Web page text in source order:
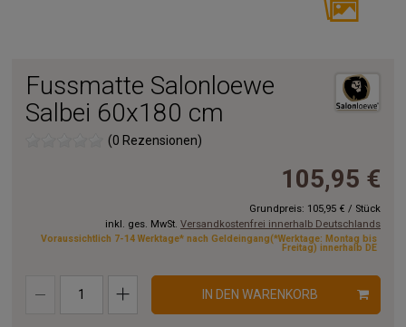
Fussmatte Salonloewe
Salbei 60x180 cm
(0 Rezensionen)
105,95 €
Grundpreis: 105,95 € / Stück
inkl. ges. MwSt. Versandkostenfrei innerhalb Deutschlands
Voraussichtlich 7-14 Werktage* nach Geldeingang(*Werktage: Montag bis
Freitag) innerhalb DE
IN DEN WARENKORB